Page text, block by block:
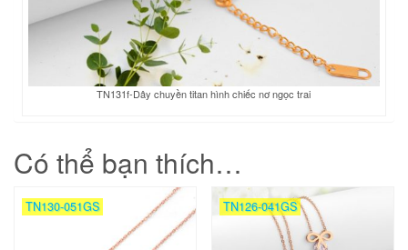
TN131f-Dây chuyền titan hình chiếc nơ ngọc trai
Có thể bạn thích…
TN130-051GS TN126-041GS